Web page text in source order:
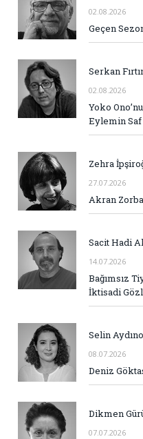
02.08.2026
Geçen
Serkan
02.08.2026
Yoko
Eylemin
Zehra
27.07.2026
Akran
Sacit Hadi
14.07.2026
Bağımsız
İktisadi
Selin
08.07.2026
Deniz
Dikmen
07.07.2026